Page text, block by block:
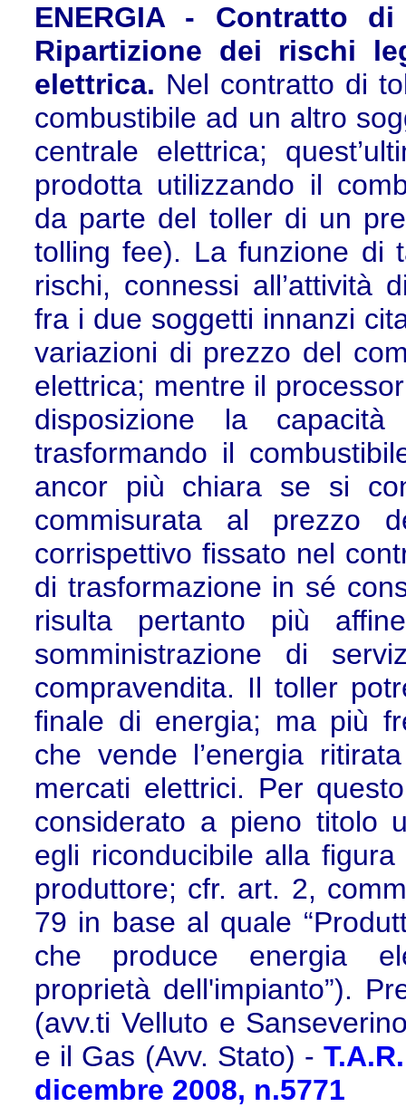
ENERGIA - Contratto
Ripartizione dei rischi
elettrica. Nel contratto di
combustibile ad un altro
centrale elettrica;
prodotta utilizzando il
da parte del toller di un
tolling fee). La funzione di
rischi, connessi all’attività
fra i due soggetti innanzi
variazioni di prezzo del
elettrica; mentre il
disposizione la
trasformando il
ancor più chiara se si
commisurata al prezzo
corrispettivo fissato nel
di trasformazione in sé
risulta pertanto più
somministrazione di
compravendita. Il toller
finale di energia; ma più
che vende l’energia
mercati elettrici. Per
considerato a pieno titolo
egli riconducibile alla
produttore; cfr. art. 2,
79 in base al quale
che produce energia
proprietà dell'impianto”).
(avv.ti Velluto e
e il Gas (Avv. Stato) -
dicembre 2008, n.5771